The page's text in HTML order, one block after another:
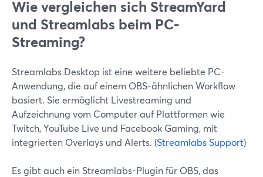
Wie vergleichen sich StreamYard
und Streamlabs beim PC-
Streaming?
Streamlabs Desktop ist eine weitere beliebte PC-
Anwendung, die auf einem OBS-ähnlichen Workflow
basiert. Sie ermöglicht Livestreaming und
Aufzeichnung vom Computer auf Plattformen wie
Twitch, YouTube Live und Facebook Gaming, mit
integrierten Overlays und Alerts. (Streamlabs Support)
Es gibt auch ein Streamlabs-Plugin für OBS, das